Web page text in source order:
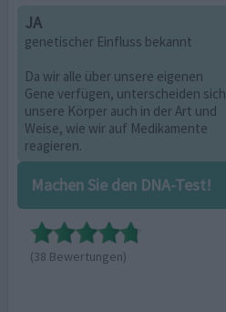
JA
genetischer Einfluss bekannt
Da wir alle über unsere eigenen
Gene verfügen, unterscheiden sich
unsere Körper auch in der Art und
Weise, wie wir auf Medikamente
reagieren.
Machen Sie den DNA-Test!
(38 Bewertungen)